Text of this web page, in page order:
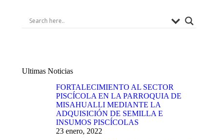
Ultimas Noticias
FORTALECIMIENTO AL SECTOR
PISCÍCOLA EN LA PARROQUIA DE
MISAHUALLI MEDIANTE LA
ADQUISICIÓN DE SEMILLA E
INSUMOS PISCÍCOLAS
23 enero, 2022